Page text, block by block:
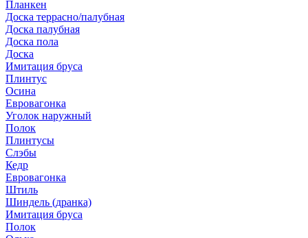
Планкен
Доска террасно/палубная
Доска палубная
Доска пола
Доска
Имитация бруса
Плинтус
Осина
Евровагонка
Уголок наружный
Полок
Плинтусы
Слэбы
Кедр
Евровагонка
Штиль
Шиндель (дранка)
Имитация бруса
Полок